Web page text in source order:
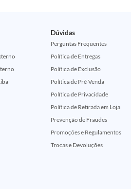
Dúvidas
Perguntas Frequentes
Política de Entregas
Política de Exclusão
Política de Pré-Venda
Política de Privacidade
Política de Retirada em Loja
Prevenção de Fraudes
Promoções e Regulamentos
Trocas e Devoluções